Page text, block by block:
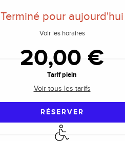
Terminé pour aujourd'hui
Voir les horaires
20,00 €
Tarif plein
Voir tous les tarifs
RÉSERVER
Accès handicapés